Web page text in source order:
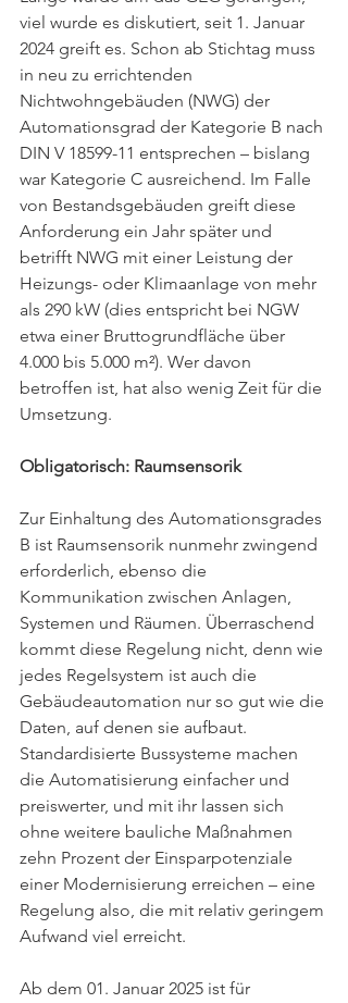
viel wurde es diskutiert, seit 1. Januar
2024 greift es. Schon ab Stichtag muss
in neu zu errichtenden
Nichtwohngebäuden (NWG) der
Automationsgrad der Kategorie B nach
DIN V 18599-11 entsprechen – bislang
war Kategorie C ausreichend. Im Falle
von Bestandsgebäuden greift diese
Anforderung ein Jahr später und
betrifft NWG mit einer Leistung der
Heizungs- oder Klimaanlage von mehr
als 290 kW (dies entspricht bei NGW
etwa einer Bruttogrundfläche über
4.000 bis 5.000 m²). Wer davon
betroffen ist, hat also wenig Zeit für die
Umsetzung.
Obligatorisch: Raumsensorik
Zur Einhaltung des Automationsgrades
B ist Raumsensorik nunmehr zwingend
erforderlich, ebenso die
Kommunikation zwischen Anlagen,
Systemen und Räumen. Überraschend
kommt diese Regelung nicht, denn wie
jedes Regelsystem ist auch die
Gebäudeautomation nur so gut wie die
Daten, auf denen sie aufbaut.
Standardisierte Bussysteme machen
die Automatisierung einfacher und
preiswerter, und mit ihr lassen sich
ohne weitere bauliche Maßnahmen
zehn Prozent der Einsparpotenziale
einer Modernisierung erreichen – eine
Regelung also, die mit relativ geringem
Aufwand viel erreicht.
Ab dem 01. Januar 2025 ist für